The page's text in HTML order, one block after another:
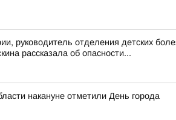
руководитель отделения детских
рассказала об опасности...
накануне отметили День города